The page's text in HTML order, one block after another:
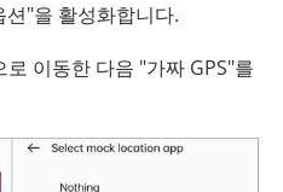
"을 활성화합니다.
이동한 다음 "가짜 GPS"를